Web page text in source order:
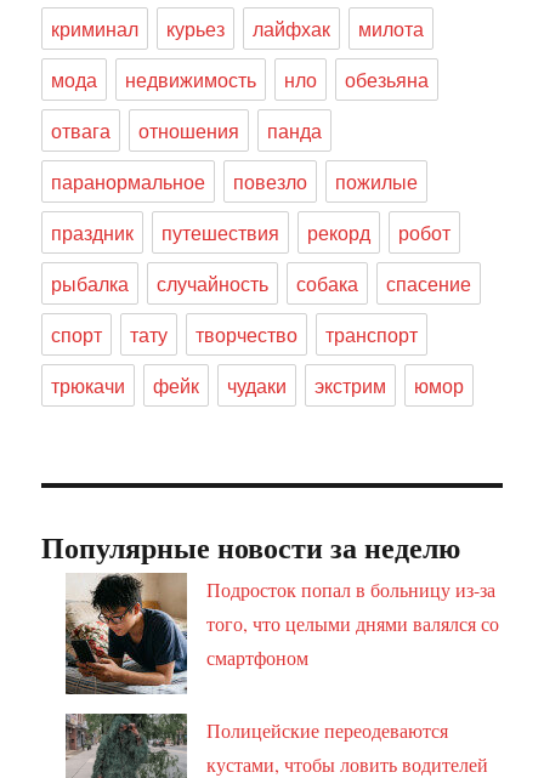
криминал
курьез лайфхак
милота
мода
недвижимость нло
обезьяна
отвага
отношения
панда
паранормальное
повезло
пожилые
праздник
путешествия рекорд
робот
рыбалка
случайность собака
спасение
спорт
тату творчество
транспорт
трюкачи
фейк чудаки экстрим юмор
Популярные новости за неделю
Подросток попал в больницу из-за
того, что целыми днями валялся со
смартфоном
Полицейские переодеваются
кустами, чтобы ловить водителей